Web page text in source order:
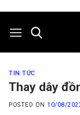
content
TIN TỨC
Thay dây
POSTED ON 10/08/